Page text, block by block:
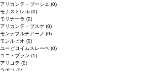
アリカンテ・ブーシェ (0)
モナストレル (0)
モリナーラ (0)
アリカンテ・ブスケ (0)
モンテプルチアーノ (0)
モンルビオ (0)
ユービロイムスレーベ (0)
ユニ・ブラン (1)
アリゴテ (0)